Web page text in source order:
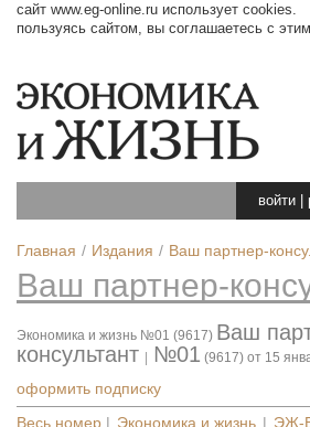
сайт www.eg-online.ru использует cookies.
пользуясь сайтом, вы соглашаетесь с
войти
Главная Издания Ваш партнер-
Ваш партнер-
Экономика и жизнь №01 (9617) Ваш
консультант
№01 (9617) от 15
оформить подписку
Весь номер Экономика и жизнь ЭЖ-